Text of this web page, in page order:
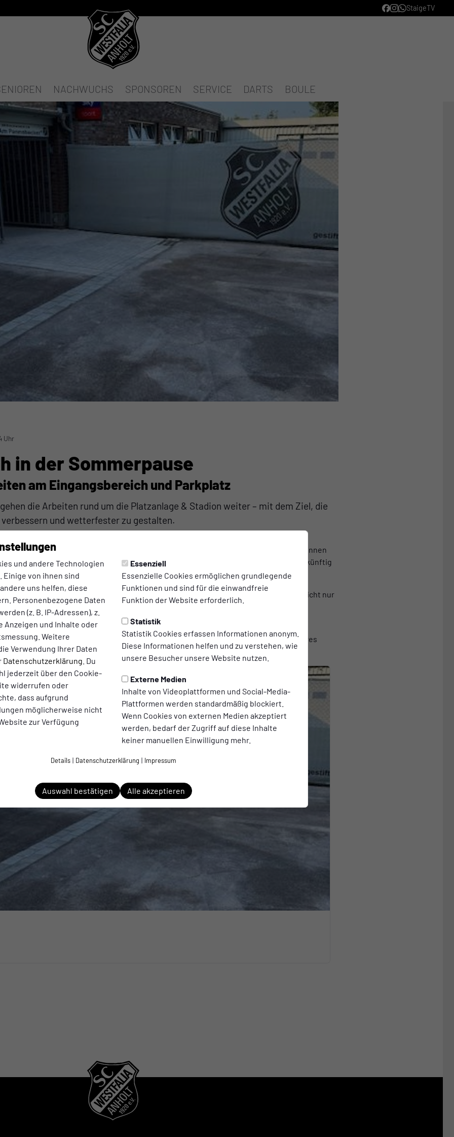
und andere Technologien
von ihnen sind
uns helfen, diese
Personenbezogene Daten
(z. B. IP-Adressen), z.
Anzeigen und Inhalte oder
Weitere
Verwendung Ihrer Daten
Datenschutzerklärung . Du
jederzeit über den Cookie-
widerrufen oder
dass aufgrund
möglicherweise nicht
zur Verfügung
Essenziell
Essenzielle Cookies ermöglichen grundlegende
Funktionen und sind für die einwandfreie
Funktion der Website erforderlich.
Statistik
Statistik Cookies erfassen Informationen anonym.
Diese Informationen helfen und zu verstehen, wie
unsere Besucher unsere Website nutzen.
Externe Medien
Inhalte von Videoplattformen und Social-Media-
Plattformen werden standardmäßig blockiert.
Wenn Cookies von externen Medien akzeptiert
werden, bedarf der Zugriff auf diese Inhalte
keiner manuellen Einwilligung mehr.
Details | Datenschutzerklärung | Impressum
Auswahl bestätigen Alle akzeptieren
StaigeTV
NACHWUCHS SPONSOREN SERVICE DARTS BOULE
Uhr
in der Sommerpause
am Eingangsbereich und Parkplatz
die Arbeiten rund um die Platzanlage & Stadion weiter – mit dem Ziel, die
und wetterfester zu gestalten.
Baumaßnahmen ist die Entwässerung des Parkplatzes: Hier wurden drei neue Kanalrinnen
eingebaut. Diese dienen der gezielten Ableitung von Regenwasser und sollen künftig
Platzregen verhindern.
mit Splitt eingefasst und fachgerecht neu angelegt. Durch diese Maßnahme wird nicht nur
auch die allgemeine Stabilität und Langlebigkeit der Fläche erhöht.
und stellen einen weiteren wichtigen Schritt dar, um unseren Eingangs- und
zu gestalten – ganz im Sinne aller Besucherinnen und Besucher unseres